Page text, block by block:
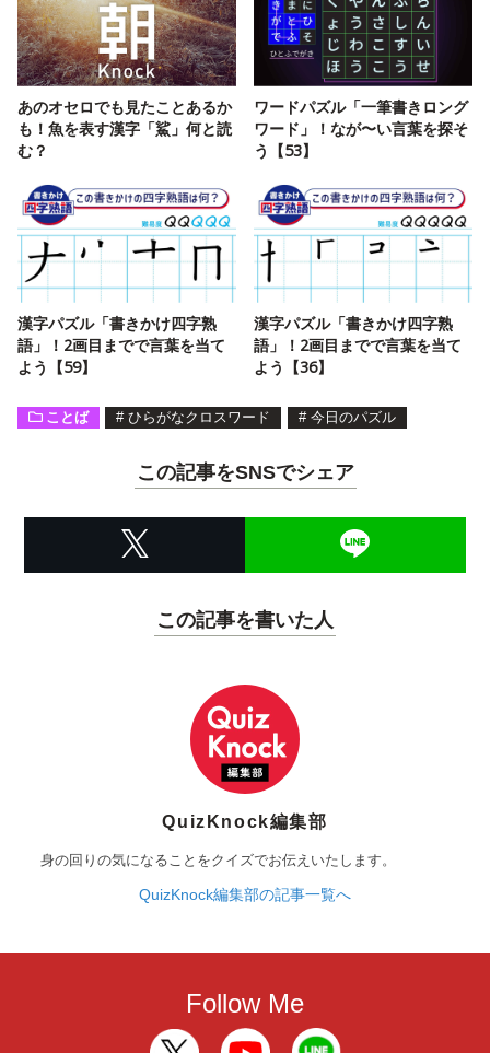
あのオセロでも見たことあるか
も！魚を表す漢字「鯊」何と読
む？
ワードパズル「一筆書きロング
ワード」！なが〜い言葉を探そ
う【53】
漢字パズル「書きかけ四字熟
語」！2画目までで言葉を当て
よう【59】
漢字パズル「書きかけ四字熟
語」！2画目までで言葉を当て
よう【36】
ことば # ひらがなクロスワード # 今日のパズル
この記事をSNSでシェア
この記事を書いた人
QuizKnock編集部
身の回りの気になることをクイズでお伝えいたします。
QuizKnock編集部の記事一覧へ
Follow Me